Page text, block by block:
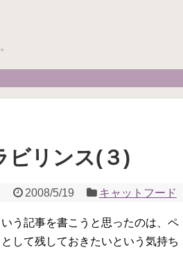
ビリンス(３)
2008/5/19 キャットフード
う記事を書こうと思ったのは、ペ
して残しておきたいという気持ち